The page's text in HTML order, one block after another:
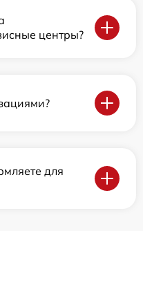
центры?
для